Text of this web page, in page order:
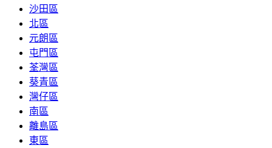
沙田區
北區
元朗區
屯門區
荃灣區
葵青區
灣仔區
南區
離島區
東區